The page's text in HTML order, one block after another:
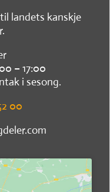
landets kanskje
– 17:00
i sesong.
00